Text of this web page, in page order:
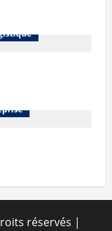
réservés |